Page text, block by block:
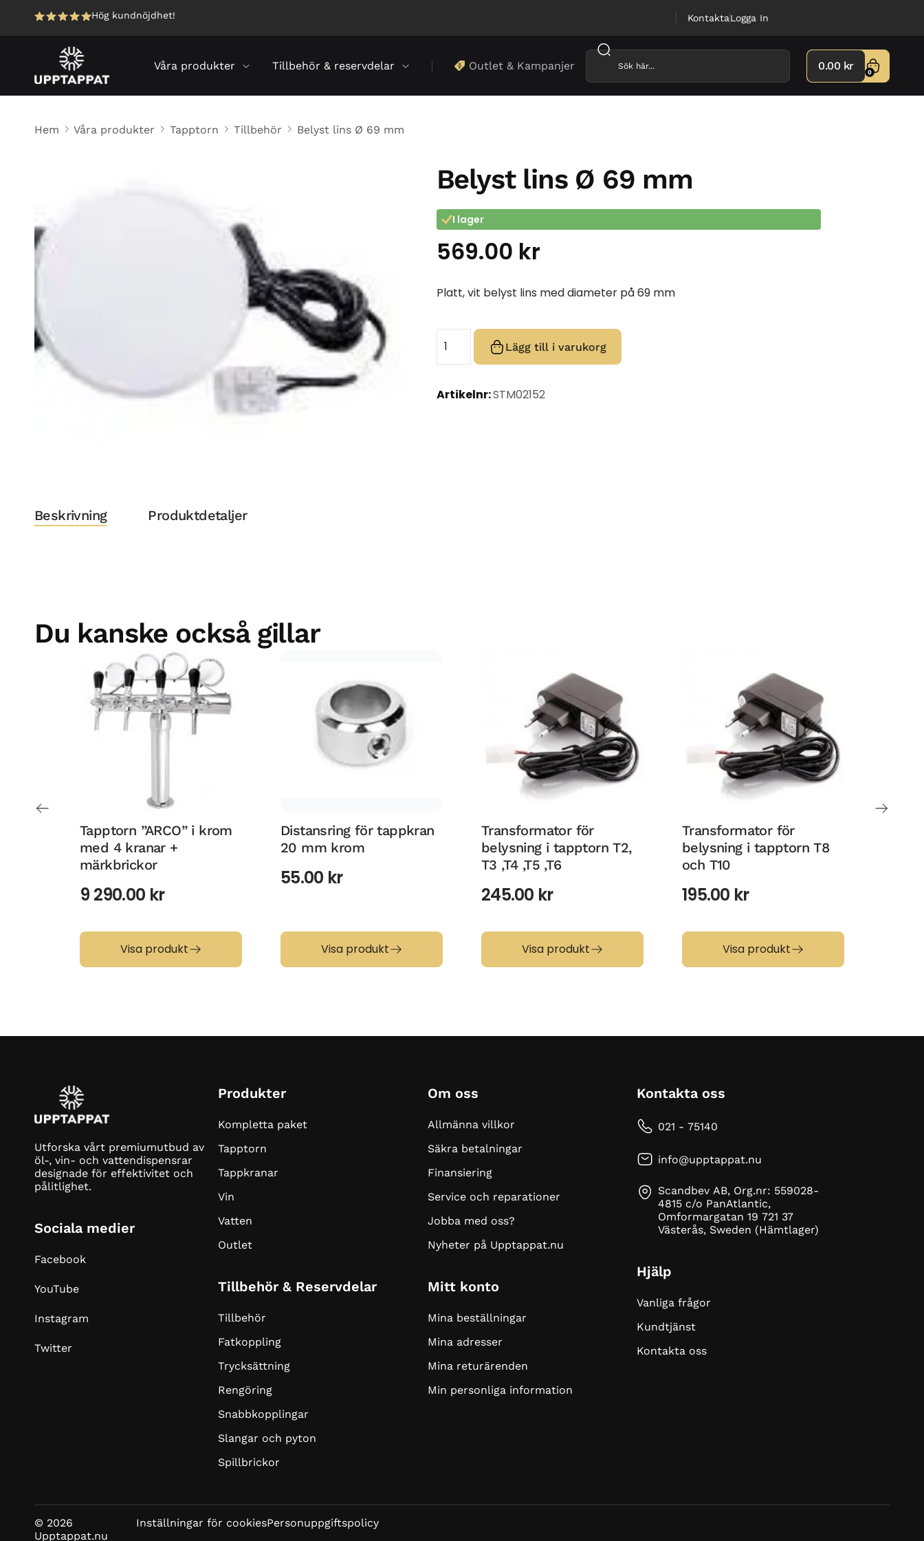
Hög kundnöjdhet! KontaktaLogga In
Våra produkter Tillbehör & reservdelar Outlet & Kampanjer 0.00 kr 0
Hem Våra produkter Tapptorn Tillbehör Belyst lins Ø 69 mm
Belyst lins Ø 69 mm
I lager
569.00 kr
Platt, vit belyst lins med diameter på 69 mm
Lägg till i varukorg
Artikelnr:STM02152
Beskrivning Produktdetaljer
Du kanske också gillar
Tapptorn ”ARCO” i krom
med 4 kranar +
märkbrickor
9 290.00 kr
Visa produkt
Distansring för tappkran
20 mm krom
55.00 kr
Visa produkt
Transformator för
belysning i tapptorn T2,
T3 ,T4 ,T5 ,T6
245.00 kr
Visa produkt
Transformator för
belysning i tapptorn T8
och T10
195.00 kr
Visa produkt
Utforska vårt premiumutbud av
öl-, vin- och vattendispensrar
designade för effektivitet och
pålitlighet.
Sociala medier
Facebook
YouTube
Instagram
Twitter
Produkter
Kompletta paket
Tapptorn
Tappkranar
Vin
Vatten
Outlet
Tillbehör & Reservdelar
Tillbehör
Fatkoppling
Trycksättning
Rengöring
Snabbkopplingar
Slangar och pyton
Spillbrickor
Om oss
Allmänna villkor
Säkra betalningar
Finansiering
Service och reparationer
Jobba med oss?
Nyheter på Upptappat.nu
Mitt konto
Mina beställningar
Mina adresser
Mina returärenden
Min personliga information
Kontakta oss
021 - 75140
info@upptappat.nu
Scandbev AB, Org.nr: 559028-
4815 c/o PanAtlantic,
Omformargatan 19 721 37
Västerås, Sweden (Hämtlager)
Hjälp
Vanliga frågor
Kundtjänst
Kontakta oss
© 2026
Upptappat.nu
Inställningar för cookiesPersonuppgiftspolicy